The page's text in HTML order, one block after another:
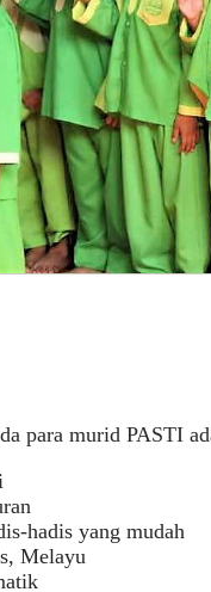
para murid PASTI
hadis yang mudah
Melayu